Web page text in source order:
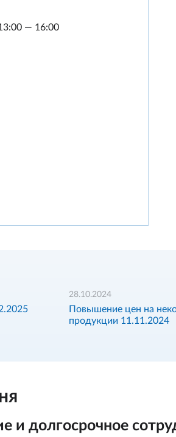
— 16:00
28.10.2024
Повышение цен на
продукции 11.11.2024
и долгосрочное